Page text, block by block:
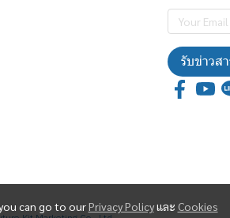
can go to ourPrivacy Policyและ Cookies
รับข่าวส